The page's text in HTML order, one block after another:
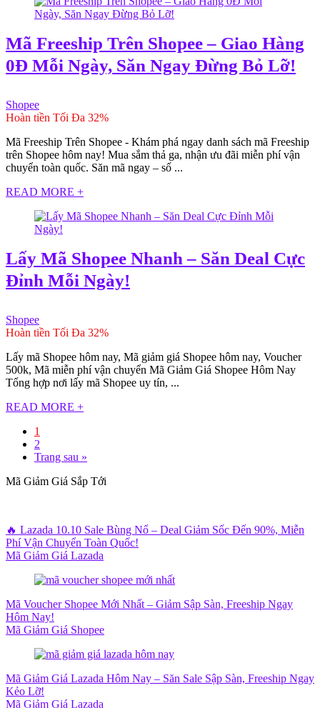
Mã Freeship Trên Shopee – Giao Hàng
0Đ Mỗi Ngày, Săn Ngay Đừng Bỏ Lỡ!
Shopee
Hoàn tiền Tối Đa 32%
Mã Freeship Trên Shopee - Khám phá ngay danh sách mã Freeship
trên Shopee hôm nay! Mua sắm thả ga, nhận ưu đãi miễn phí vận
chuyển toàn quốc. Săn mã ngay – số ...
READ MORE +
Lấy Mã Shopee Nhanh – Săn Deal Cực
Đỉnh Mỗi Ngày!
Shopee
Hoàn tiền Tối Đa 32%
Lấy mã Shopee hôm nay, Mã giảm giá Shopee hôm nay, Voucher
500k, Mã miễn phí vận chuyển Mã Giảm Giá Shopee Hôm Nay
Tổng hợp nơi lấy mã Shopee uy tín, ...
READ MORE +
1
2
Trang sau »
Mã Giảm Giá Sắp Tới
🔥 Lazada 10.10 Sale Bùng Nổ – Deal Giảm Sốc Đến 90%, Miễn
Phí Vận Chuyển Toàn Quốc!
Mã Giảm Giá Lazada
Mã Voucher Shopee Mới Nhất – Giảm Sập Sàn, Freeship Ngay
Hôm Nay!
Mã Giảm Giá Shopee
Mã Giảm Giá Lazada Hôm Nay – Săn Sale Sập Sàn, Freeship Ngay
Kẻo Lỡ!
Mã Giảm Giá Lazada